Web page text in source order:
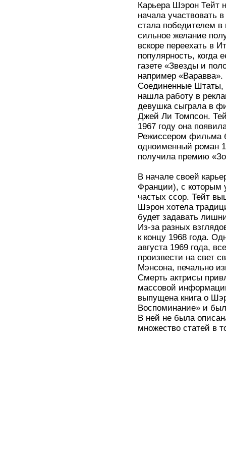
Карьера Шэрон Тейт
начала участвовать
стала победителем
сильное желание
вскоре переехать в
популярность, когда
газете «Звезды и
например «Варавва».
Соединенные Штаты,
нашла работу в
девушка сыграла в
Джей Ли Томпсон.
1967 году она
Режиссером фильма
одноименный роман
получила премию
В начале своей
Франции), с которым
частых ссор. Тейт
Шэрон хотела
будет задавать
Из-за разных
к концу 1968 года.
августа 1969 года,
произвести на свет
Мэнсона, печально
Смерть актрисы
массовой
выпущена книга о
Воспоминание» и
В ней не была
множество статей в